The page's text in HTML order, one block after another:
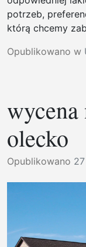
potrzeb,
którą chcemy
Opublikowano w
olecko
Opublikowano